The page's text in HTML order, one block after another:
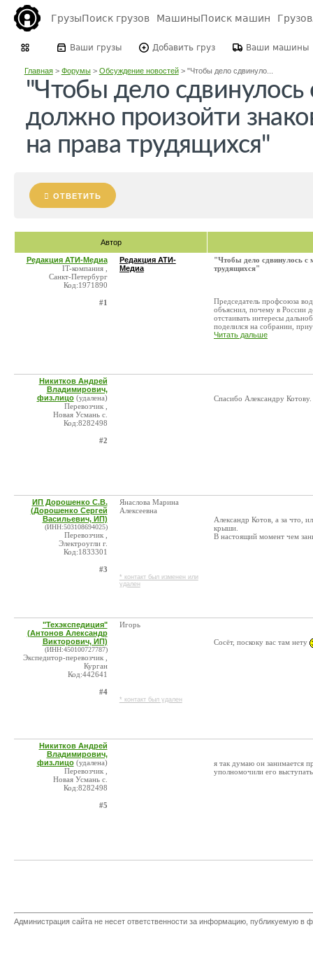
ГрузыПоиск грузов МашиныПоиск машин
Ваши грузы Добавить груз Ваши машины
Главная> Форумы> Обсуждение новостей> "Чтобы дело сдвинуло...
"Чтобы дело сдвинулось
должно произойти
на права трудящихся"
ОТВЕТИТЬ
Автор
Редакция АТИ-Медиа
IT-компания ,
Санкт-Петербург
Код:1971890
#1
Редакция АТИ-
Медиа
"Чтобы дело сдвинулось с
трудящихся"
Председатель профсоюза
объяснил, почему в России
отстаивать интересы
поделился на собрании,
Читать дальше
Никитков Андрей
Владимирович,
физ.лицо (удалена)
Перевозчик ,
Новая Усмань с.
Код:8282498
#2
Спасибо Александру Котову.
ИП Дорошенко С.В.
(Дорошенко Сергей
Васильевич, ИП)
(ИНН:503108694025)
Перевозчик ,
Электроугли г.
Код:1833301
#3
Янаслова Марина
Алексеевна
* контакт был изменен или
удален
Александр Котов, а за что,
крыши.
В настоящий момент чем
"Техэкспедиция"
(Антонов Александр
Викторович, ИП)
(ИНН:450100727787)
Экспедитор-перевозчик ,
Курган
Код:442641
#4
Игорь
* контакт был удален
Сосёт, поскоку вас там нету
Никитков Андрей
Владимирович,
физ.лицо (удалена)
Перевозчик ,
Новая Усмань с.
Код:8282498
#5
я так думаю он занимается
уполномочили его
Администрация сайта не несет ответственности за информацию, публикуемую